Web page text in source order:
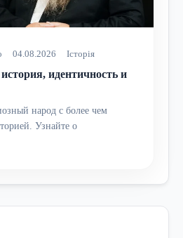
04.08.2026 Історія
идентичность и
народ с более чем
Узнайте о